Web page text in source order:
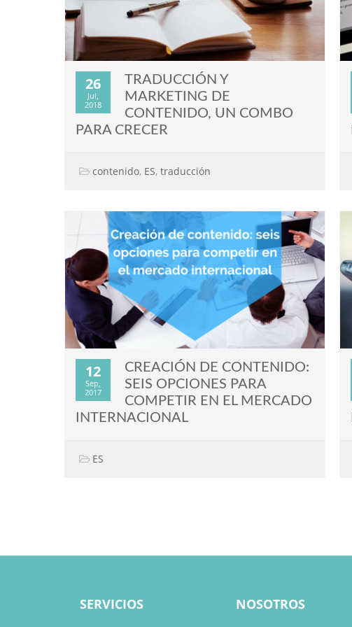
26
Jul,
2018
TRADUCCIÓN Y
MARKETING DE
CONTENIDO, UN COMBO
PARA CRECER
contenido, ES, traducción
12
Sep,
2017
CREACIÓN DE CONTENIDO:
SEIS OPCIONES PARA
COMPETIR EN EL MERCADO
INTERNACIONAL
ES
SERVICIOS NOSOTROS